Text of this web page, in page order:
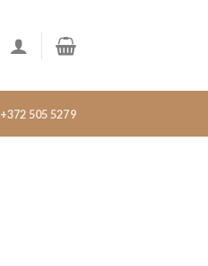
+372 505 5279